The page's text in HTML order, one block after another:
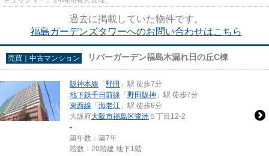
過去に掲載していた物件です。
福島ガーデンズタワーへのお問い合わせはこちら
売買｜中古マンション リバーガーデン福島木漏れ日の丘C棟
阪神本線 「 野田 」駅 徒歩7分
地下鉄千日前線 「 野田阪神 」駅 徒歩7分
東西線 「 海老江 」駅 徒歩8分
大阪府大阪市福島区鷺洲 ５丁目12-2
-
築年数：築7年
階数：20階建 地下1階